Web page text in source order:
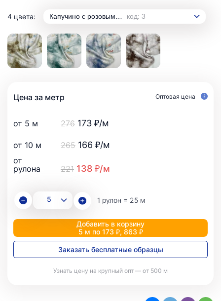
4 цвета: Капучино с розовым оттенком
код: 3
Цена за метр Оптовая цена
от 5 м 276 173 ₽/м
от 10 м 265 166 ₽/м
от
рулона
221 138 ₽/м
1 рулон = 25 м
Добавить в корзину
5 м по 173 ₽, 863 ₽
Заказать бесплатные образцы
Узнать цену на крупный опт — от 500 м